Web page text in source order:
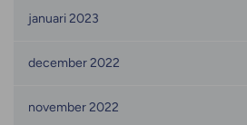
januari 2023
december 2022
november 2022